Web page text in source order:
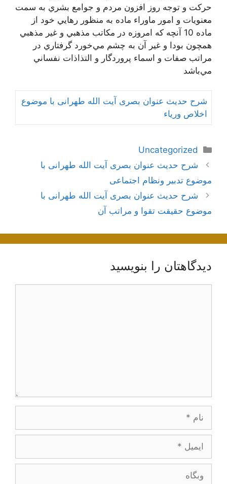
حركت و توجه روز افزون مردم و جوامع بشري به سمت
معنويات و امور ماوراء ماده به منظور رهايي خود از
ماده 10 آنچه كه امروزه در مكاتب مذهبي و غير مذهبي
همچون بودا و غير آن به چشم مي‌خورد گرفتاري در
مراتب صفات و اسماء پروردگار و التذاذات نفساني
مي‌باشد
شرح حدیث عنوان بصری آیت الله طهرانی با موضوع
اخلاص وریاء
دسته‌ها
Uncategorized
ناوبریشرح حدیث عنوان بصری آیت الله طهرانی با
موضوع تدبیر ونظام اجتماعی
شرح حدیث عنوان بصری آیت الله طهرانی با
موضوع حقیقت تقوا و مراتب آن
دیدگاهتان را بنویسید
وبگاه